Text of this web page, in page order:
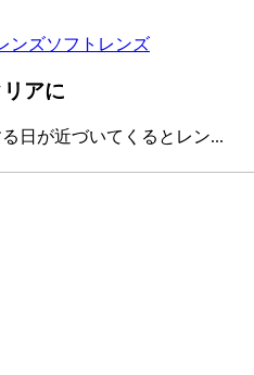
ンズソフトレンズ
アに
日が近づいてくるとレン...